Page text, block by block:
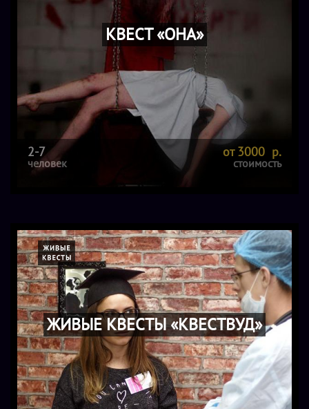
родителями или друзьями. Игра рассчитана на детей 7-12
лет. Ребята играют со взрослыми или сопровождающим-
аниматором (стоимость услуги - 500 рублей). Стоимость
участия в квесте для команды из 2-4 человек составляет
2500-3000 рублей. Максимальное число игроков - 10
человек. Доплата за пятого и последующих участников
команды - по 500 рублей.
КВЕСТ «ОНА»
2-7
человек
от 3000 р.
стоимость
ЖИВЫЕ КВЕСТЫ «КВЕСТВУД»